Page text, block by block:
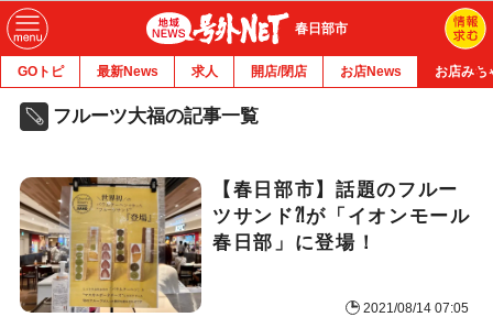
春日部市
GOトピ 最新News 求人 開店/閉店 お店News お店みち
フルーツ大福の記事一覧
【春日部市】話題のフルー
ツサンド⁈が「イオンモール
春日部」に登場！
2021/08/14 07:05